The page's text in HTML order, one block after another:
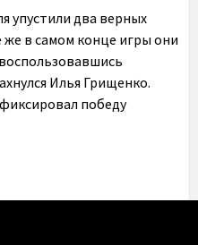
упустили два верных
в самом конце игры они
Илья Грищенко.
победу